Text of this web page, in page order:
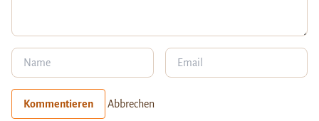
Kommentieren Abbrechen